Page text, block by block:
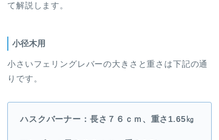
て解説します。
小径木用
小さいフェリングレバーの大きさと重さは下記の通
りです。
ハスクバーナー：長さ７６ｃｍ、重さ1.65㎏